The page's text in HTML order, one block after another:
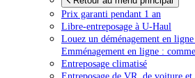
Prix garanti pendant 1 an
Libre-entreposage à U-Haul
Louez un déménagement en
Emménagement en ligne :
Entreposage climatisé
Entreposage de VR, de voiture et